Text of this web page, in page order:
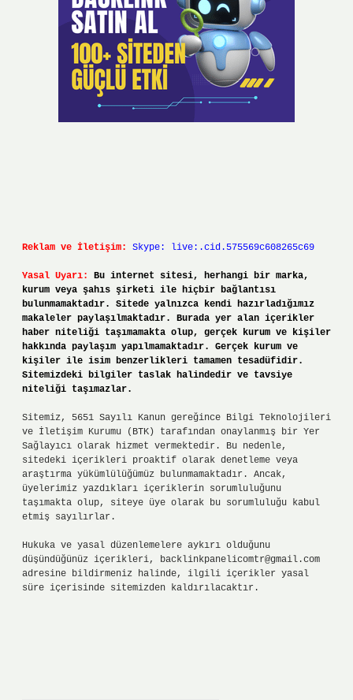
Reklam ve İletişim: Skype: live:.cid.575569c608265c69
Yasal Uyarı:
Bu internet sitesi, herhangi bir marka,
kurum veya şahıs şirketi ile hiçbir bağlantısı
bulunmamaktadır. Sitede yalnızca kendi hazırladığımız
makaleler paylaşılmaktadır. Burada yer alan içerikler
haber niteliği taşımamakta olup, gerçek kurum ve kişiler
hakkında paylaşım yapılmamaktadır. Gerçek kurum ve
kişiler ile isim benzerlikleri tamamen tesadüfidir.
Sitemizdeki bilgiler taslak halindedir ve tavsiye
niteliği taşımazlar.
Sitemiz, 5651 Sayılı Kanun gereğince Bilgi Teknolojileri
ve İletişim Kurumu (BTK) tarafından onaylanmış bir Yer
Sağlayıcı olarak hizmet vermektedir. Bu nedenle,
sitedeki içerikleri proaktif olarak denetleme veya
araştırma yükümlülüğümüz bulunmamaktadır. Ancak,
üyelerimiz yazdıkları içeriklerin sorumluluğunu
taşımakta olup, siteye üye olarak bu sorumluluğu kabul
etmiş sayılırlar.
Hukuka ve yasal düzenlemelere aykırı olduğunu
düşündüğünüz içerikleri, backlinkpanelicomtr@gmail.com
adresine bildirmeniz halinde, ilgili içerikler yasal
süre içerisinde sitemizden kaldırılacaktır.